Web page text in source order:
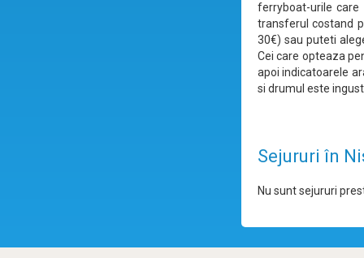
ferryboat-urile care
transferul costand
30€) sau puteti
Cei care opteaza
apoi indicatoarele
si drumul este
Sejururi în
Nu sunt sejururi